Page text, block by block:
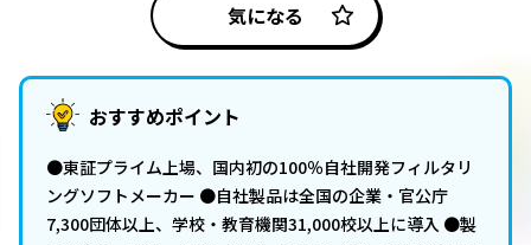
気になる
おすすめポイント
●東証プライム上場、国内初の100％自社開発フィルタリ
ングソフトメーカー ●自社製品は全国の企業・官公庁
7,300団体以上、学校・教育機関31,000校以上に導入 ●製